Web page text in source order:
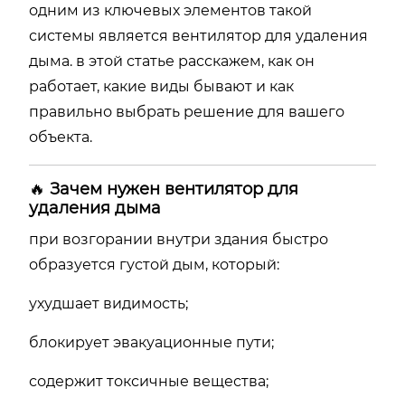
одним из ключевых элементов такой
системы является вентилятор для удаления
дыма. в этой статье расскажем, как он
работает, какие виды бывают и как
правильно выбрать решение для вашего
объекта.
🔥 Зачем нужен вентилятор для
удаления дыма
при возгорании внутри здания быстро
образуется густой дым, который:
ухудшает видимость;
блокирует эвакуационные пути;
содержит токсичные вещества;